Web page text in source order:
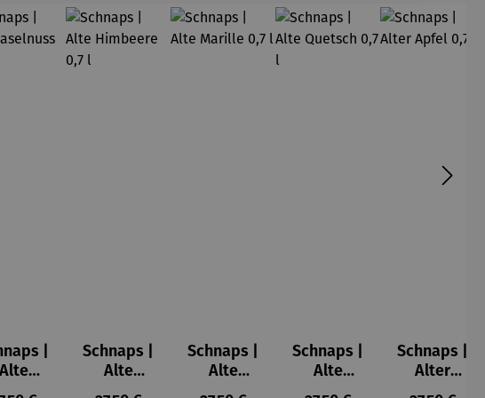
|
Alte
Schnaps |
Alte
Himbeere
Schnaps |
Alte
Marille 0,7
Schnaps |
Alte
Quetsch
Schnaps |
Alter
Apfel 0,7 l